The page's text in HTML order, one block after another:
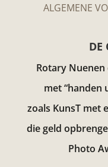
ALGEMENE
DE
Rotary
met “handen
zoals KunsT met
die geld
Photo